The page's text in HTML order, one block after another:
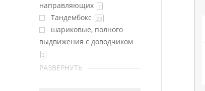
направляющих
1
Тандембокс 23
шариковые, полного
выдвижения с доводчиком
2
РАЗВЕРНУТЬ